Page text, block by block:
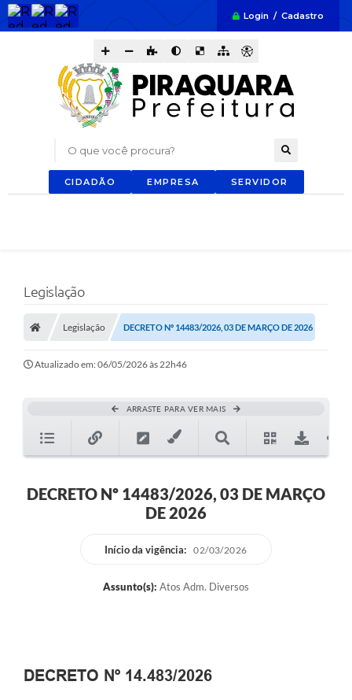
Login / Cadastro
O que você procura?
CIDADÃO EMPRESA SERVIDOR
Legislação
Legislação DECRETO Nº 14483/2026, 03 DE MARÇO DE 2026
Atualizado em: 06/05/2026 às 22h46
ARRASTE PARA VER MAIS
DECRETO Nº 14483/2026, 03 DE MARÇO
DE 2026
Início da vigência: 02/03/2026
Assunto(s): Atos Adm. Diversos
DECRETO Nº 14.483/2026